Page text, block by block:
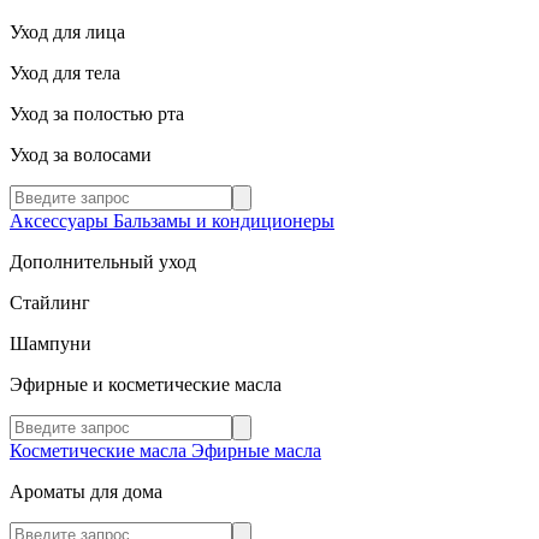
Уход для лица
Уход для тела
Уход за полостью рта
Уход за волосами
Аксессуары Бальзамы и кондиционеры
Дополнительный уход
Стайлинг
Шампуни
Эфирные и косметические масла
Косметические масла Эфирные масла
Ароматы для дома